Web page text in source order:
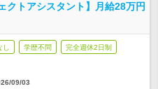
クトアシスタント】月給28万円
し 学歴不問 完全週休2日制
09/03